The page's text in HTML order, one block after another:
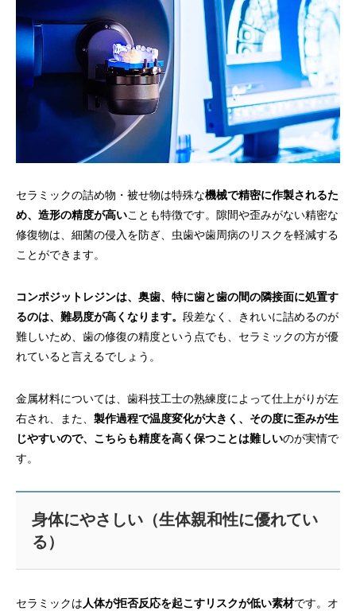
セラミックの詰め物・被せ物は特殊な機械で精密に作製されるた
め、造形の精度が高いことも特徴です。隙間や歪みがない精密な
修復物は、細菌の侵入を防ぎ、虫歯や歯周病のリスクを軽減する
ことができます。
コンポジットレジンは、奥歯、特に歯と歯の間の隣接面に処置す
るのは、難易度が高くなります。 段差なく、きれいに詰めるのが
難しいため、歯の修復の精度という点でも、セラミックの方が優
れていると言えるでしょう。
金属材料については、歯科技工士の熟練度によって仕上がりが左
右され、また、 製作過程で温度変化が大きく、その度に歪みが生
じやすいので、こちらも精度を高く保つことは難しいのが実情で
す。
身体にやさしい（生体親和性に優れてい
る）
セラミックは 人体が拒否反応を起こすリスクが低い素材です。オ